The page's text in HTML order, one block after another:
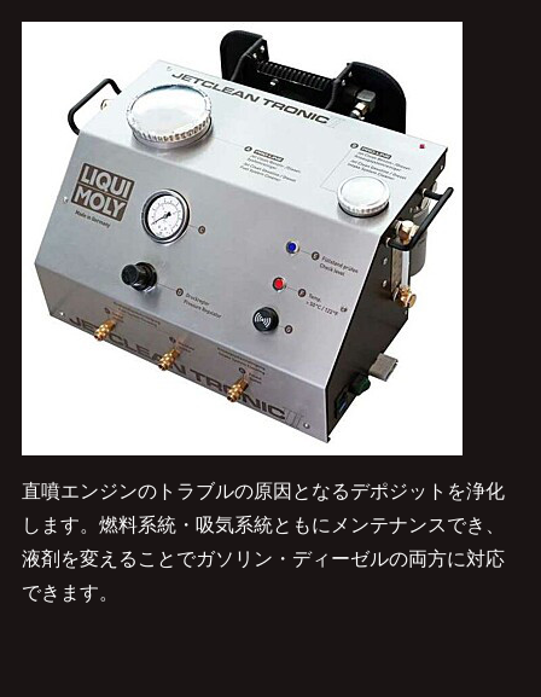
直噴エンジンのトラブルの原因となるデポジットを浄化
します。燃料系統・吸気系統ともにメンテナンスでき、
液剤を変えることでガソリン・ディーゼルの両方に対応
できます。